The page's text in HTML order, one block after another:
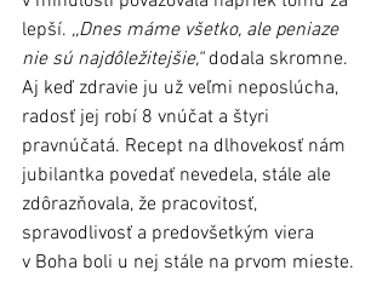
lepší. ,,Dnes máme všetko, ale peniaze
nie sú najdôležitejšie,“ dodala skromne.
Aj keď zdravie ju už veľmi neposlúcha,
radosť jej robí 8 vnúčat a štyri
pravnúčatá. Recept na dlhovekosť nám
jubilantka povedať nevedela, stále ale
zdôrazňovala, že pracovitosť,
spravodlivosť a predovšetkým viera
v Boha boli u nej stále na prvom mieste.